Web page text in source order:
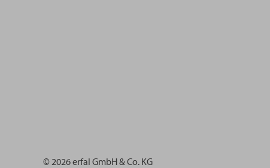
© 2026 erfal GmbH & Co. KG